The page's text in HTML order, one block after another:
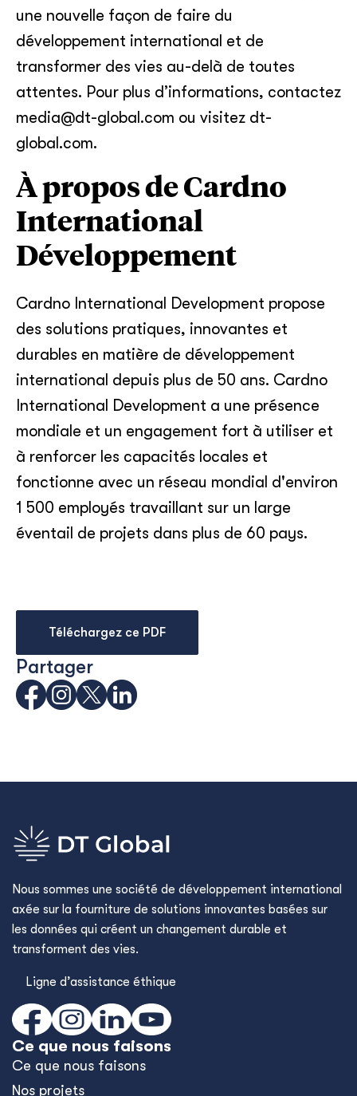
une nouvelle façon de faire du
développement international et de
transformer des vies au-delà de toutes
attentes. Pour plus d’informations, contactez
media@dt-global.com ou visitez dt-
global.com.
À propos de Cardno
International
Développement
Cardno International Development propose
des solutions pratiques, innovantes et
durables en matière de développement
international depuis plus de 50 ans. Cardno
International Development a une présence
mondiale et un engagement fort à utiliser et
à renforcer les capacités locales et
fonctionne avec un réseau mondial d'environ
1 500 employés travaillant sur un large
éventail de projets dans plus de 60 pays.
Téléchargez ce PDF
Partager
Nous sommes une société de développement international
axée sur la fourniture de solutions innovantes basées sur
les données qui créent un changement durable et
transforment des vies.
Ligne d’assistance éthique
Ce que nous faisons
Ce que nous faisons
Nos projets